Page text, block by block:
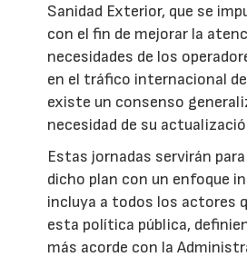
Sanidad Exterior, que se
con el fin de mejorar la
necesidades de los
en el tráfico internacional
existe un consenso
necesidad de su
Estas jornadas servirán
dicho plan con un enfoque
incluya a todos los actores
esta política pública,
más acorde con la